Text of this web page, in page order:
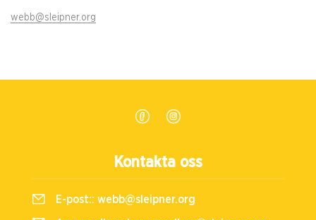
webb@sleipner.org
Kontakta oss
E-post:: webb@sleipner.org